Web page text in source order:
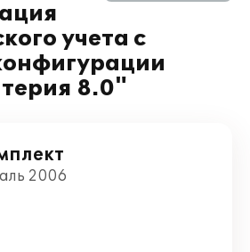
учета с
8.0"
2006